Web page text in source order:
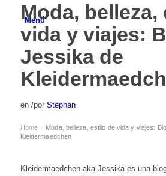
Menú
Moda, belleza,
vida y viajes:
Jessika de
en /por Stephan
Home › Moda, belleza, estilo de vida y viajes:
Kleidermaedchen
Kleidermaedchen aka Jessika es una